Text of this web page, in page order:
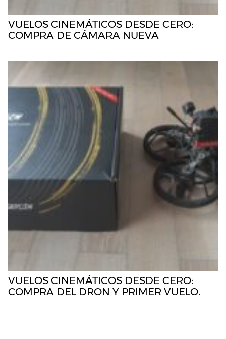
VUELOS CINEMÁTICOS DESDE CERO:
COMPRA DE CÁMARA NUEVA
VUELOS CINEMÁTICOS DESDE CERO:
COMPRA DEL DRON Y PRIMER VUELO.